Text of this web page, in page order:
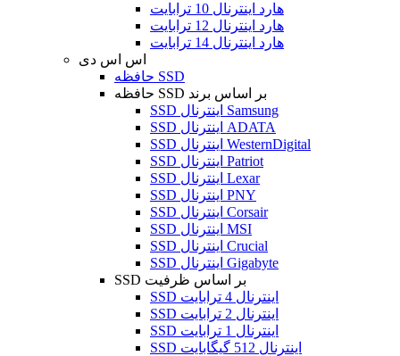
هارد اینترنال 10 ترابایت
هارد اینترنال 12 ترابایت
هارد اینترنال 14 ترابایت
اس اس دی
حافظه SSD
حافظه SSD بر اساس برند
SSD اینترنال Samsung
SSD اینترنال ADATA
SSD اینترنال WesternDigital
SSD اینترنال Patriot
SSD اینترنال Lexar
SSD اینترنال PNY
SSD اینترنال Corsair
SSD اینترنال MSI
SSD اینترنال Crucial
SSD اینترنال Gigabyte
SSD بر اساس ظرفیت
SSD اینترنال 4 ترابایت
SSD اینترنال 2 ترابایت
SSD اینترنال 1 ترابایت
SSD اینترنال 512 گیگابایت